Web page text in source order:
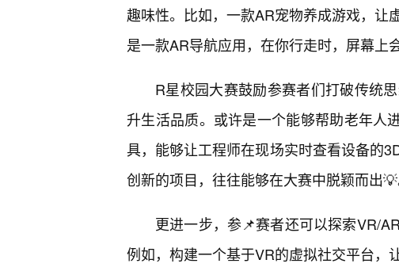
趣味性。比如，一款AR宠物养成游戏，让
是一款AR导航应用，在你行走时，屏幕上
R星校园大赛鼓励参赛者们打破传统
升生活品质。或许是一个能够帮助老年人
具，能够让工程师在现场实时查看设备的
创新的项目，往往能够在大赛中脱颖而出💡
更进一步，参📌赛者还可以探索VR/
例如，构建一个基于VR的虚拟社交平台，